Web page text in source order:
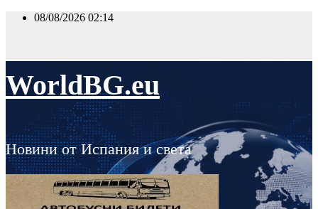
Skip
08/08/2026 02:14
WorldBG.eu
Новини от Испания и света